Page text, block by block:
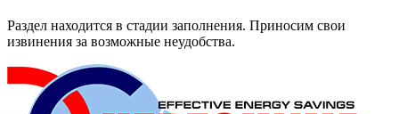
Раздел находится в стадии заполнения. Приносим свои
извинения за возможные неудобства.